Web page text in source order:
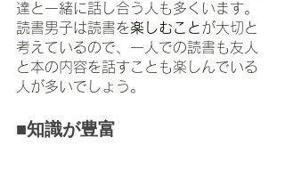
達と一緒に話し合う人も多くいます。
読書男子は読書を楽しむことが大切と
考えているので、一人での読書も友人
と本の内容を話すことも楽しんでいる
人が多いでしょう。
■知識が豊富